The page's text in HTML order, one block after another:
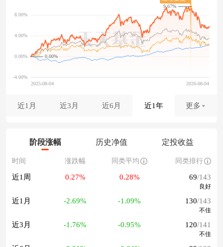
0.00%
9.67%
近1月 近3月 近6月 近1年 更多
阶段涨幅 历史净值 定投收益
时间 涨跌幅 同类平均 同类排行
近1周 0.27% 0.28% 69/143
良好
近1月 -2.69% -1.09% 130/143
不佳
近3月 -1.76% -0.95% 120/141
不佳